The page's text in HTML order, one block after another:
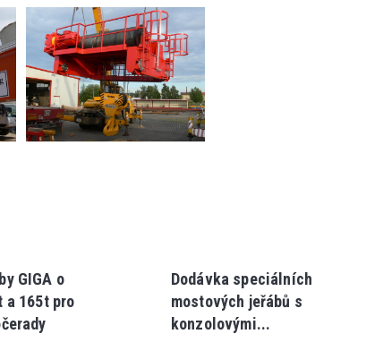
GIGA o
a 165t pro
Dodávka speciálních
mostových jeřábů s
konzolovými...